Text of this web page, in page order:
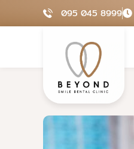
095 045 8999